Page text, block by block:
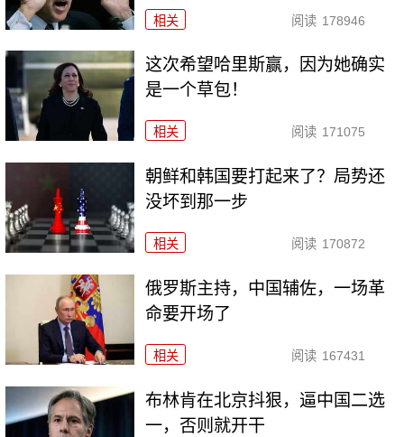
相关 阅读 178946
这次希望哈里斯赢，因为她确实
是一个草包！
相关 阅读 171075
朝鲜和韩国要打起来了？局势还
没坏到那一步
相关 阅读 170872
俄罗斯主持，中国辅佐，一场革
命要开场了
相关 阅读 167431
布林肯在北京抖狠，逼中国二选
一，否则就开干